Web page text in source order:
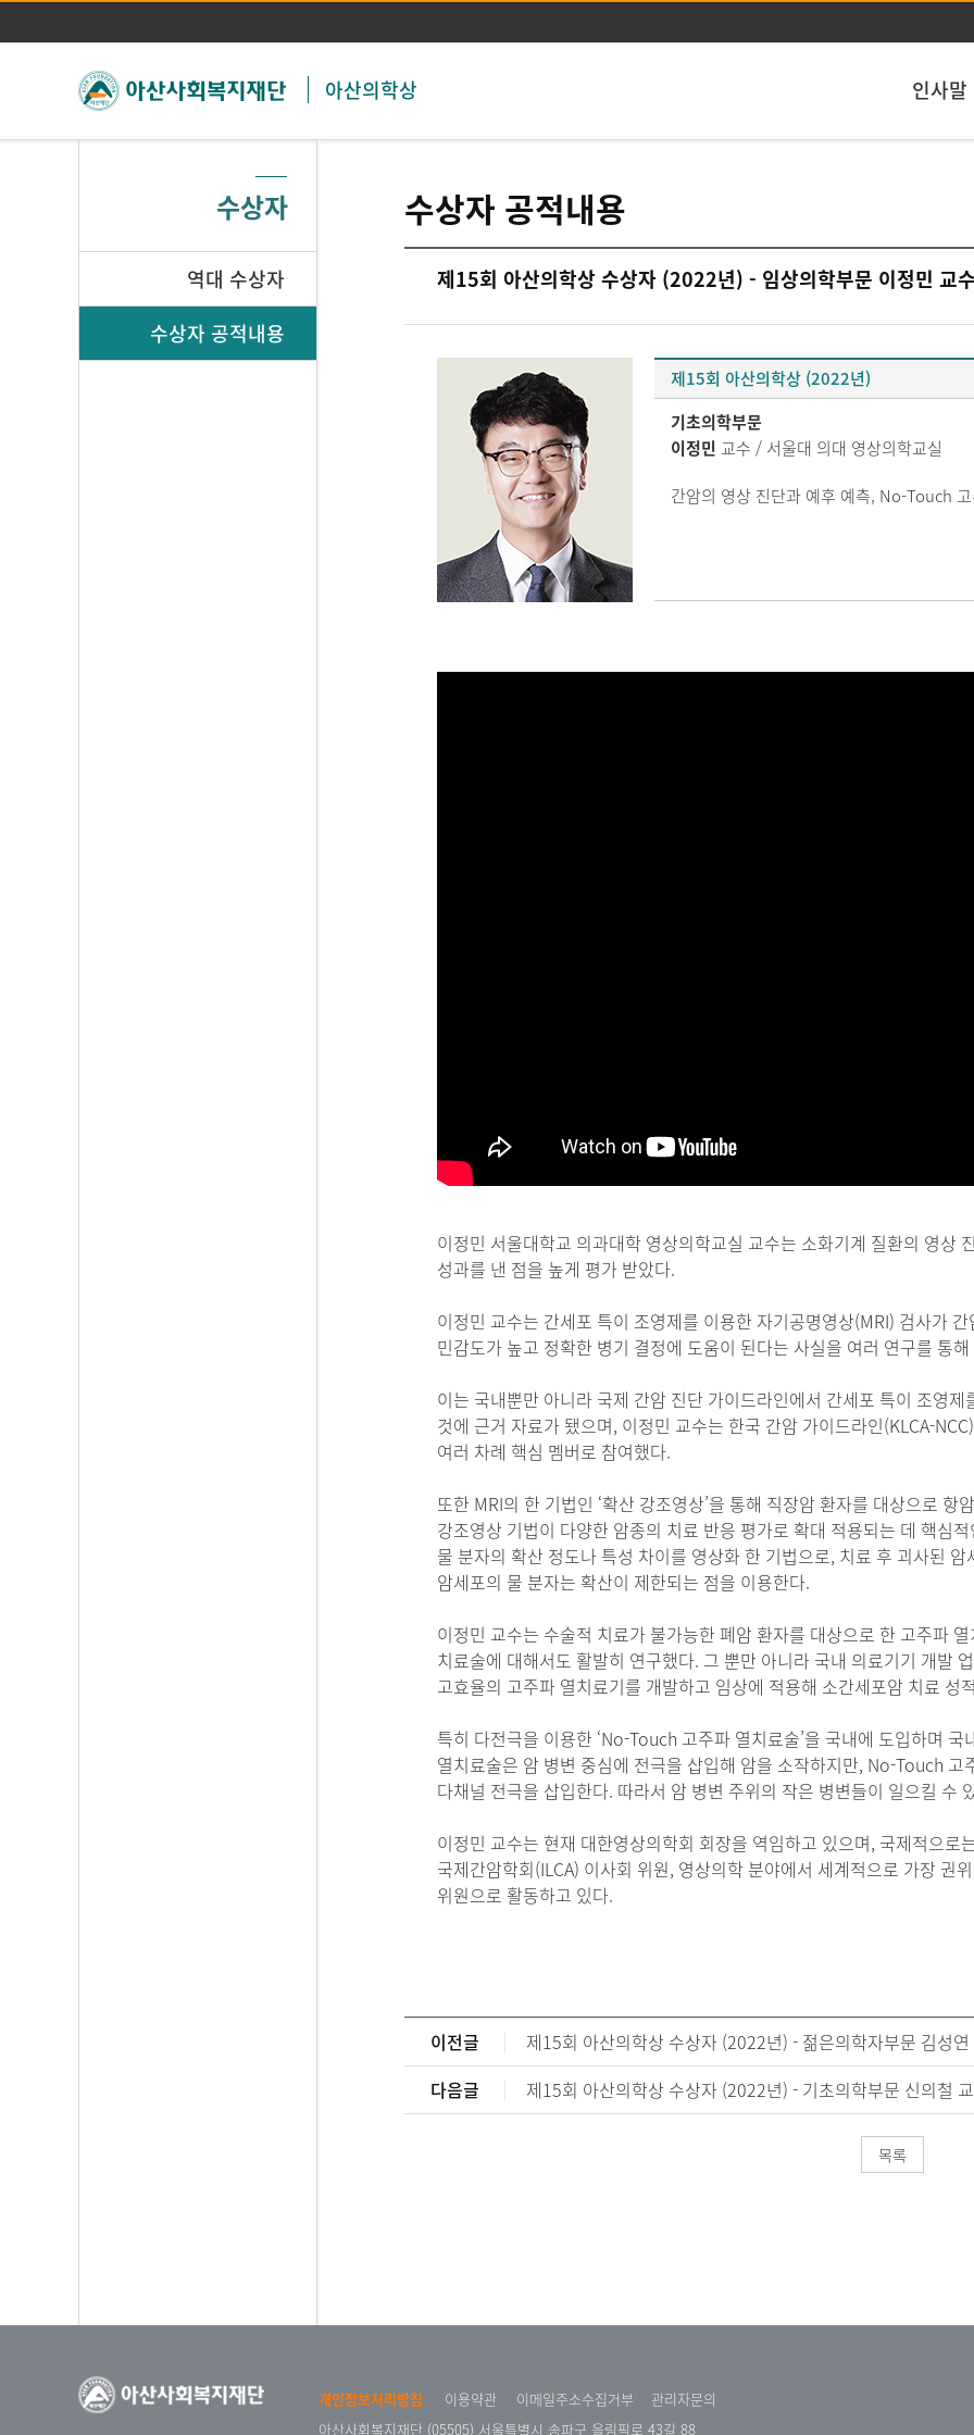
주메뉴 바로가기
본문 바로가기
아산의학상 인사말
수상자
역대 수상자
수상자 공적내용
수상자 공적내용
제15회 아산의학상 수상자 (2022년) - 임상의학부문 이정민 교
제15회 아산의학상 (2022년)
기초의학부문
이정민 교수 / 서울대 의대 영상의학교실
간암의 영상 진단과 예후 예측, No-Touch
이정민 서울대학교 의과대학 영상의학교실 교수는 소화기계 질환의 영상
성과를 낸 점을 높게 평가 받았다.
이정민 교수는 간세포 특이 조영제를 이용한 자기공명영상(MRI) 검사가
민감도가 높고 정확한 병기 결정에 도움이 된다는 사실을 여러 연구를 통
이는 국내뿐만 아니라 국제 간암 진단 가이드라인에서 간세포 특이 조영
것에 근거 자료가 됐으며, 이정민 교수는 한국 간암 가이드라인(KLCA-
여러 차례 핵심 멤버로 참여했다.
또한 MRI의 한 기법인 ‘확산 강조영상’을 통해 직장암 환자를 대상으로
강조영상 기법이 다양한 암종의 치료 반응 평가로 확대 적용되는 데 핵심
물 분자의 확산 정도나 특성 차이를 영상화 한 기법으로, 치료 후 괴사된
암세포의 물 분자는 확산이 제한되는 점을 이용한다.
이정민 교수는 수술적 치료가 불가능한 폐암 환자를 대상으로 한 고주파
치료술에 대해서도 활발히 연구했다. 그 뿐만 아니라 국내 의료기기 개발
고효율의 고주파 열치료기를 개발하고 임상에 적용해 소간세포암 치료 성
특히 다전극을 이용한 ‘No-Touch 고주파 열치료술’을 국내에 도입하며
열치료술은 암 병변 중심에 전극을 삽입해 암을 소작하지만, No-Touch
다채널 전극을 삽입한다. 따라서 암 병변 주위의 작은 병변들이 일으킬 수
이정민 교수는 현재 대한영상의학회 회장을 역임하고 있으며, 국제적으로
국제간암학회(ILCA) 이사회 위원, 영상의학 분야에서 세계적으로 가장
위원으로 활동하고 있다.
이전글
제15회 아산의학상 수상자 (2022년) - 젊은의학자부문 김성
다음글
제15회 아산의학상 수상자 (2022년) - 기초의학부문 신의철
목록
개인정보처리방침 이용약관 이메일주소수집거부
관리자문의
아산사회복지재단 (05505) 서울특별시 송파구 올림픽로 43길 88